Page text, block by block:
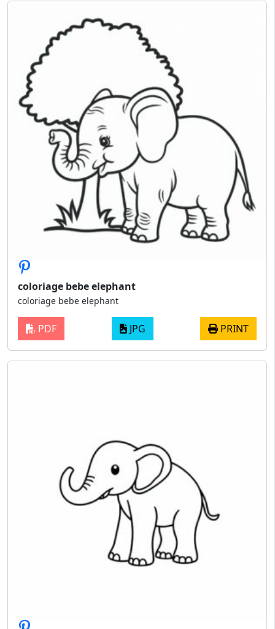
coloriage bebe elephant
coloriage bebe elephant
PDF JPG PRINT